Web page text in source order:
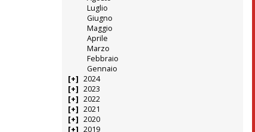
Luglio
Giugno
Maggio
Aprile
Marzo
Febbraio
Gennaio
2024
2023
2022
2021
2020
2019